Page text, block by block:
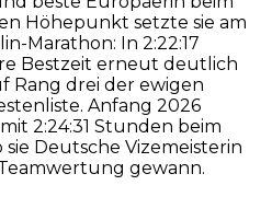
Höhepunkt setzte sie am
Marathon: In 2:22:17
Bestzeit erneut deutlich
Rang drei der ewigen
Anfang 2026
2:24:31 Stunden beim
Deutsche Vizemeisterin
gewann.